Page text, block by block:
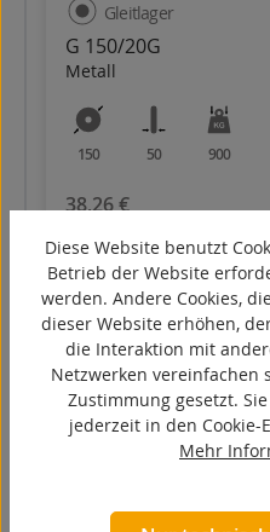
G 150/20G
Metall
Gleitlager
150 50 900
38,26 €
Diese Website benutzt
Betrieb der Website
werden. Andere Cookies,
dieser Website erhöhen,
die Interaktion mit
Netzwerken
Zustimmung gesetzt.
jederzeit in den
Mehr